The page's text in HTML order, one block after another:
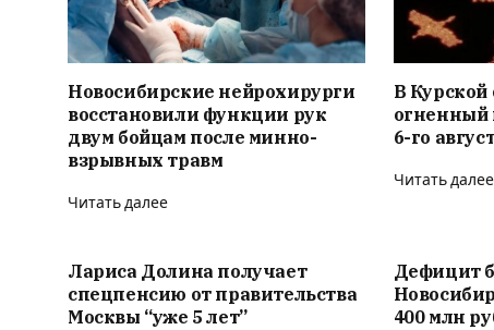
Новосибирские нейрохирурги
восстановили функции рук
двум бойцам после минно-
взрывных травм
Читать далее
В Курской
огненный
6-го
Читать далее
Лариса Долина получает
спецпенсию от правительства
Москвы “уже 5 лет”
Дефицит
400 млн